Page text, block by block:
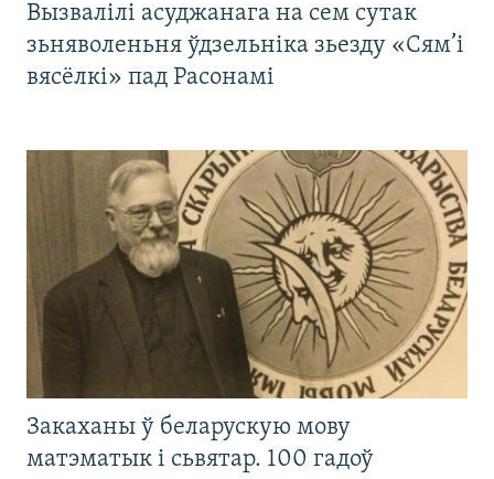
Вызвалілі асуджанага на сем сутак
зьняволеньня ўдзельніка зьезду «Сям’і
вясёлкі» пад Расонамі
Закаханы ў беларускую мову
матэматык і сьвятар. 100 гадоў